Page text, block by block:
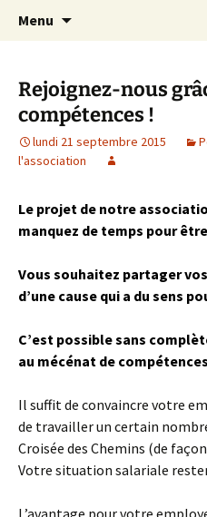
la Croisée des
apprendre, vivre, se
Menu
Rejoignez-nous
compétences !
lundi 21 septembre 2015
l'association
Le projet de notre
manquez de temps pour
Vous souhaitez partager
d’une cause qui a du sens
C’est possible sans
au mécénat de
Il suffit de convaincre votre
de travailler un certain
Croisée des Chemins (de
Votre situation salariale
L’avantage pour votre